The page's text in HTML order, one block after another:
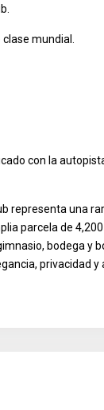
mundial.
con la
representa una
parcela de
bodega y
privacidad y